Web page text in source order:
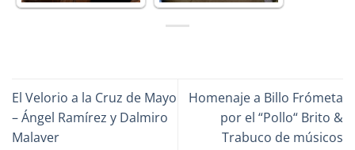
El Velorio a la Cruz de Mayo
– Ángel Ramírez y Dalmiro
Malaver
Homenaje a Billo Frómeta
por el “Pollo“ Brito &
Trabuco de músicos